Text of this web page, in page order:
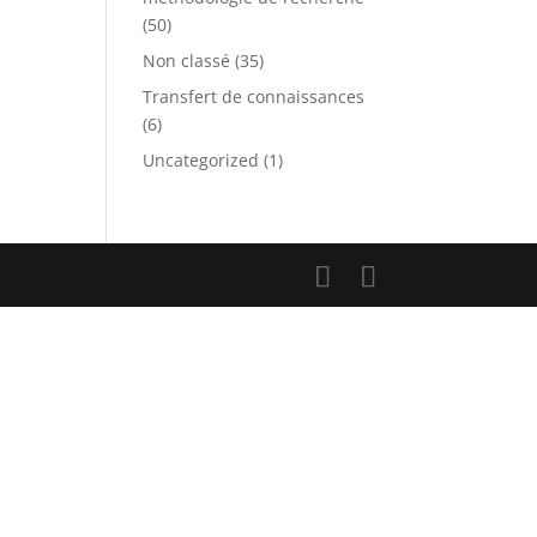
(50)
Non classé (35)
Transfert de connaissances
(6)
Uncategorized (1)